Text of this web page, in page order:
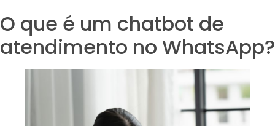
O que é um chatbot de
atendimento no WhatsApp?